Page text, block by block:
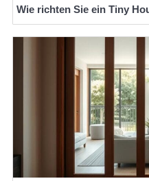
Wie richten Sie ein Tiny